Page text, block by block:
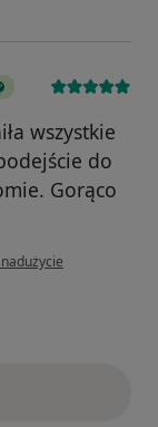
wszystkie
do
Gorąco
użytkownika
nadużycie